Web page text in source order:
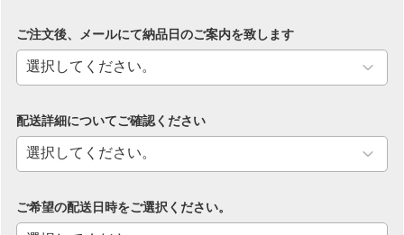
ご注文後、メールにて納品日のご案内を致します
配送詳細についてご確認ください
ご希望の配送日時をご選択ください。